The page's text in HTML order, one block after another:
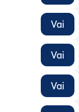
Vai
Vai
Vai